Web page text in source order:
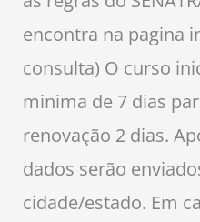
encontra na pagina
consulta) O curso
minima de 7 dias
renovação 2 dias.
dados serão
cidade/estado. Em